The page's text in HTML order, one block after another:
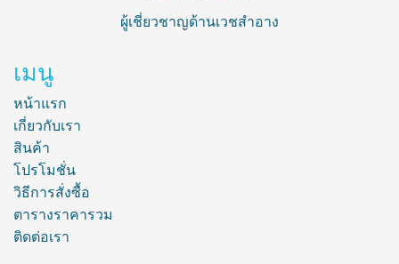
ผู้เชี่ยวชาญด้านเวชสำอาง
เมนู
หน้าแรก
เกี่ยวกับเรา
สินค้า
โปรโมชั่น
วิธีการสั่งซื้อ
ตารางราคารวม
ติดต่อเรา